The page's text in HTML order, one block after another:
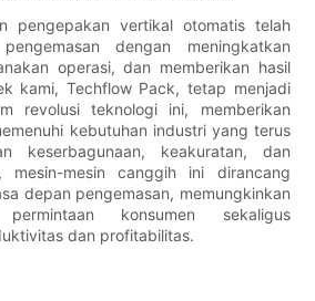
pengepakan vertikal otomatis telah
dengan meningkatkan
operasi, dan memberikan hasil
kami, Techflow Pack, tetap menjadi
revolusi teknologi ini, memberikan
kebutuhan industri yang terus
keserbagunaan, keakuratan, dan
mesin-mesin canggih ini dirancang
depan pengemasan, memungkinkan
konsumen sekaligus
dan profitabilitas.